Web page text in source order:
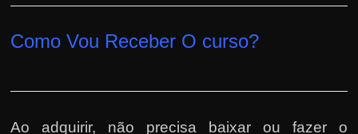
Como Vou Receber O curso?
Ao adquirir, não precisa baixar ou fazer o